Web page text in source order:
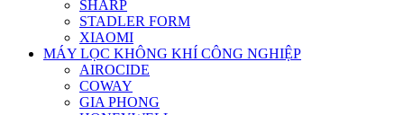
SHARP
STADLER FORM
XIAOMI
MÁY LỌC KHÔNG KHÍ CÔNG NGHIỆP
AIROCIDE
COWAY
GIA PHONG